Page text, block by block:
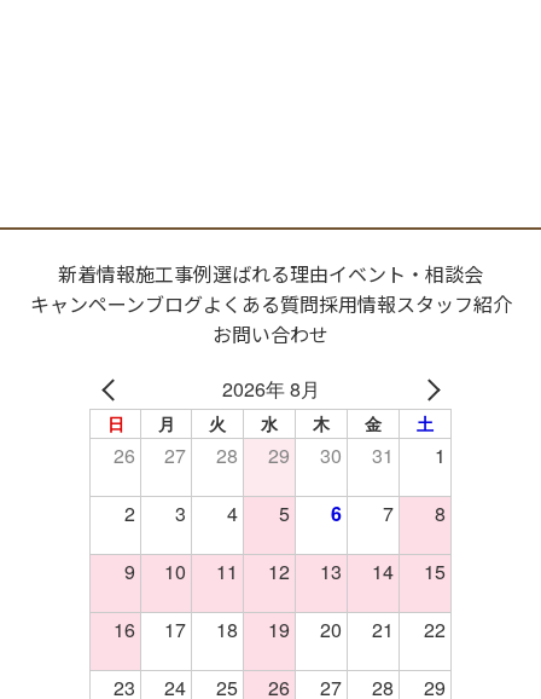
新着情報施工事例選ばれる理由イベント・相談会
キャンペーンブログよくある質問採用情報スタッフ紹介
お問い合わせ
2026年 8月
日 月 火 水 木 金 土
26 27 28 29 30 31 1
2 3 4 5 6 7 8
9 10 11 12 13 14 15
16 17 18 19 20 21 22
23 24 25 26 27 28 29